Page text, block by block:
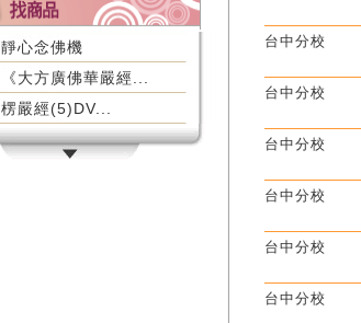
靜心念佛機
《大方廣佛華嚴經...
楞嚴經(5)DV...
台中分校
台中分校
台中分校
台中分校
台中分校
台中分校